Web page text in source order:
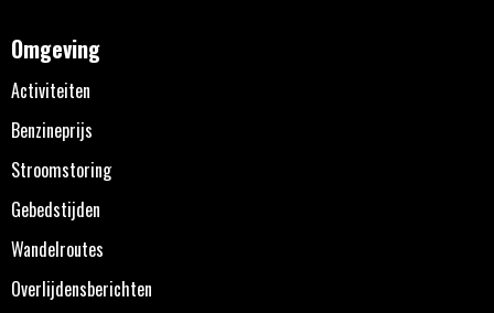
Omgeving
Activiteiten
Benzineprijs
Stroomstoring
Gebedstijden
Wandelroutes
Overlijdensberichten